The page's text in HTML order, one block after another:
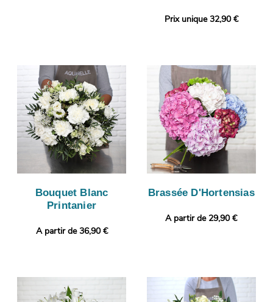
Prix unique 32,90 €
Bouquet Blanc
Printanier
A partir de 36,90 €
Brassée D'Hortensias
A partir de 29,90 €